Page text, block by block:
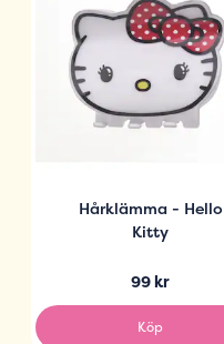
Hårklämma - Hello
Kitty
99 kr
Köp